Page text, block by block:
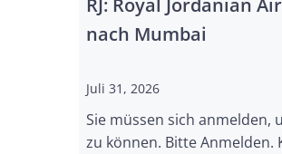
RJ: Royal Jordanian
nach Mumbai
Juli 31, 2026
Sie müssen sich anmelden,
zu können. Bitte Anmelden.